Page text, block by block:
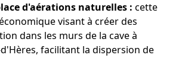
d'aérations naturelles : cette
visant à créer des
dans les murs de la cave à
facilitant la dispersion de